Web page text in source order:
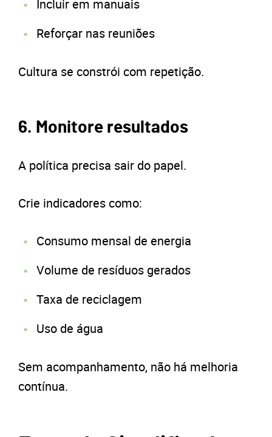
Incluir em manuais
Reforçar nas reuniões
Cultura se constrói com repetição.
6. Monitore resultados
A política precisa sair do papel.
Crie indicadores como:
Consumo mensal de energia
Volume de resíduos gerados
Taxa de reciclagem
Uso de água
Sem acompanhamento, não há melhoria
contínua.